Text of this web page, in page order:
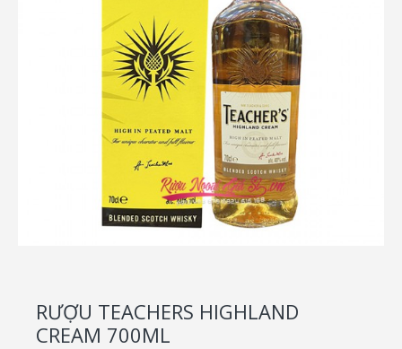
RƯỢU TEACHERS HIGHLAND
CREAM 700ML